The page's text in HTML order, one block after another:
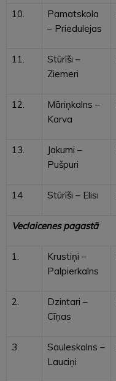
10.
Pamatskola
– Priedulejas
11.
Stūrīši –
Ziemeri
12.
Māriņkalns –
Karva
13.
Jakumi –
Pušpuri
14 Stūrīši – Elisi
Veclaicenes pagastā
1.
Krustiņi –
Palpierkalns
2.
Dzintari –
Cīņas
3.
Sauleskalns –
Lauciņi